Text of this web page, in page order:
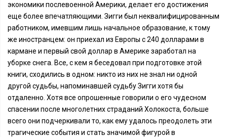
экономики послевоенной Америки, делает его достижения
еще более впечатляющими. Зигги был неквалифицированным
работником, имевшим лишь начальное образование, к тому
же иностранцем: он приехал из Европы с 240 долларами в
кармане и первый свой доллар в Америке заработал на
уборке снега. Все, с кем я беседовал при подготовке этой
книги, сходились в одном: никто из них не знал ни одной
другой судьбы, напоминавшей судьбу Зигги хотя бы
отдаленно. Хотя все опрошенные говорили о его чудесном
спасении после многолетних страданий Холокоста, больше
всего они подчеркивали то, как ему удалось преодолеть эти
трагические события и стать значимой фигурой в